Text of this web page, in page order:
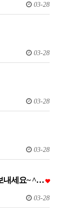
03-28
03-28
03-28
03-28
내세요~ ^…
03-28